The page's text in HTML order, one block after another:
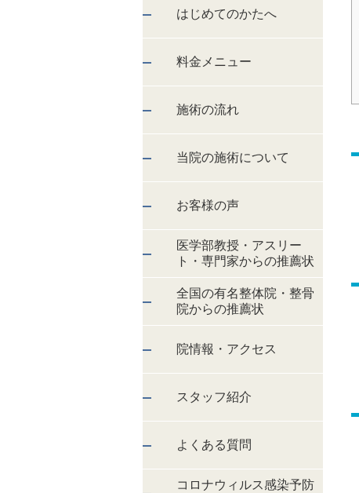
はじめてのかたへ
料金メニュー
施術の流れ
当院の施術について
お客様の声
医学部教授・アスリー
ト・専門家からの推薦状
全国の有名整体院・整骨
院からの推薦状
院情報・アクセス
スタッフ紹介
よくある質問
コロナウィルス感染予防